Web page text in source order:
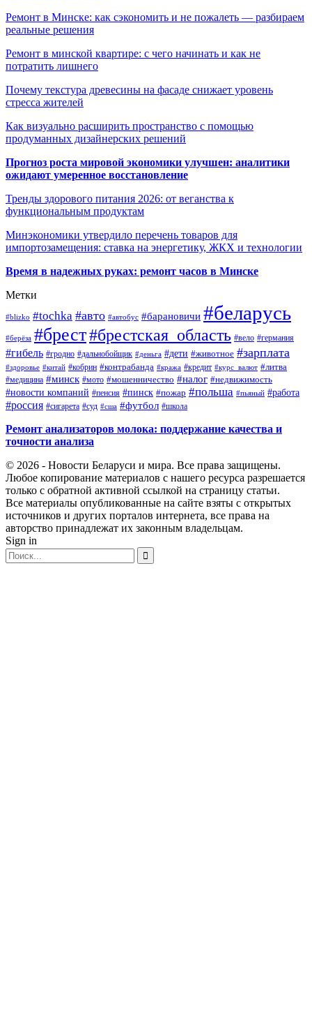
Ремонт в Минске: как сэкономить и не пожалеть — разбираем
реальные решения
Ремонт в минской квартире: с чего начинать и как не
потратить лишнего
Почему текстура древесины на фасаде снижает уровень
стресса жителей
Как визуально расширить пространство с помощью
продуманных дизайнерских решений
Прогноз роста мировой экономики улучшен: аналитики
ожидают умеренное восстановление
Тренды здорового питания 2026: от веганства к
функциональным продуктам
Минэкономики утвердило перечень товаров для
импортозамещения: ставка на энергетику, ЖКХ и технологии
Время в надежных руках: ремонт часов в Минске
Метки
#blizko #tochka #авто #автобус #барановичи #беларусь
#берёза #брест#брестская_область #вело #германия
#гибель #гродно #дальнобойщик #деньга #дети #животное #зарплата
#здоровье #китай #кобрин #контрабанда #кража #кредит #курс_валют #литва
#медицина #минск #мото #мошенничество #налог #недвижимость
#новости компаний #пенсия #пинск #пожар #польша #пьяный #работа
#россия #сигарета #суд #сша #футбол #школа
Ремонт анализаторов молока: поддержание качества и
точности анализа
© 2026 - Новости Беларуси и мира. Все права защищены.
Любое копирование материалов с нашего ресурса разрешается
только с обратной активной ссылкой на страницу статьи.
Все материалы опубликованные на сайте взяты с открытых
источников и других порталов интернета, все права на
авторство принадлежат их законным владельцам.
Sign in